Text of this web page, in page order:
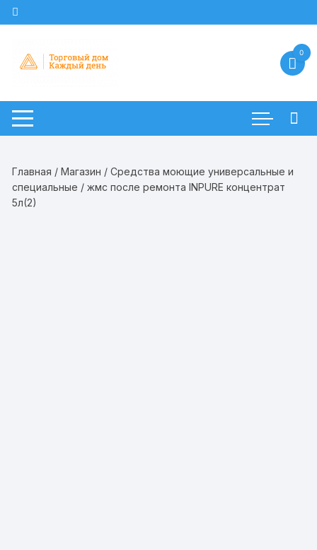
Перейти
к
0
Главная /Магазин /Средства моющие универсальные и
специальные / жмс после ремонта INPURE концентрат
5л(2)